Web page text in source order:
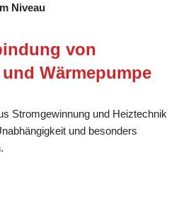
Niveau
von
Wärmepumpe
Stromgewinnung und Heiztechnik
und besonders